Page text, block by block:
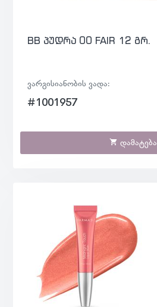
BB პუდრა 00 FAIR 12 გრ.
ვარგისიანობის ვადა:
#1001957
დამატება